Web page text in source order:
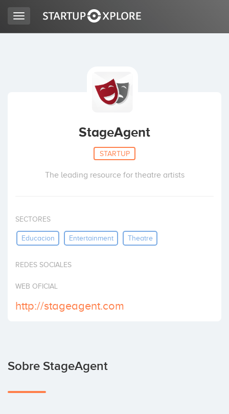
Invertir
Toggle
navigation
StageAgent
STARTUP
The leading resource for theatre artists
SECTORES
Educacion Entertainment Theatre
REDES SOCIALES
WEB OFICIAL
http://stageagent.com
Sobre StageAgent